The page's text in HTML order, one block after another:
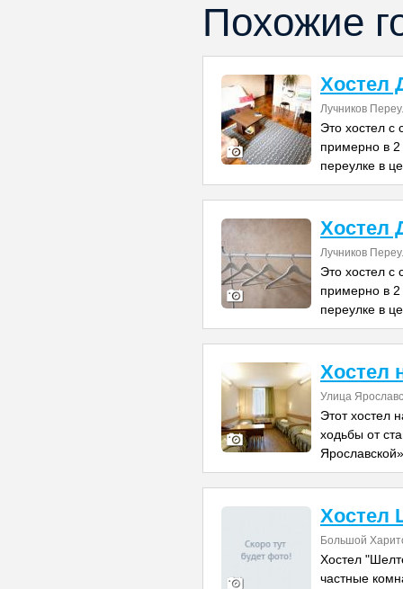
Похожие
Хостел
Лучников
Это хостел с
примерно в
переулке в
Хостел
Лучников
Это хостел с
примерно в
переулке в
Хостел
Улица
Этот хостел
ходьбы от
Хостел
Большой
Хостел
частные